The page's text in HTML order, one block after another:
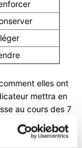
elles ont
mettra en
au cours des 7